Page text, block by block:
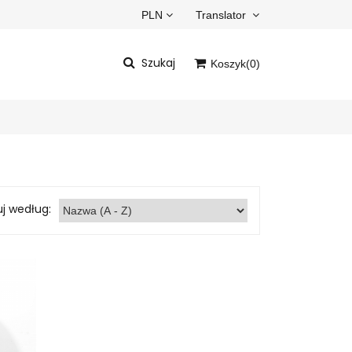
PLN Translator
Powered by
Szukaj Koszyk(0)
według: